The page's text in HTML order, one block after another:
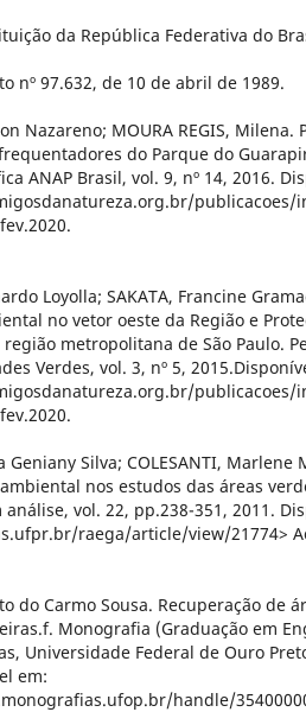
da República Federativa do
nº 97.632, de 10 de abril de 1989.
Nazareno; MOURA REGIS, Milena.
do Parque do
ANAP Brasil, vol. 9, nº 14, 2016.
Loyolla; SAKATA, Francine
no vetor oeste da Região e
metropolitana de São Paulo.
Verdes, vol. 3, nº 5,
publicacoes/
Geniany Silva; COLESANTI,
nos estudos das áreas
vol. 22, pp.238-351, 2011.
raega/article/view/21774>
do Carmo Sousa. Recuperação de
Monografia (Graduação em
Universidade Federal de Ouro
em:
handle/